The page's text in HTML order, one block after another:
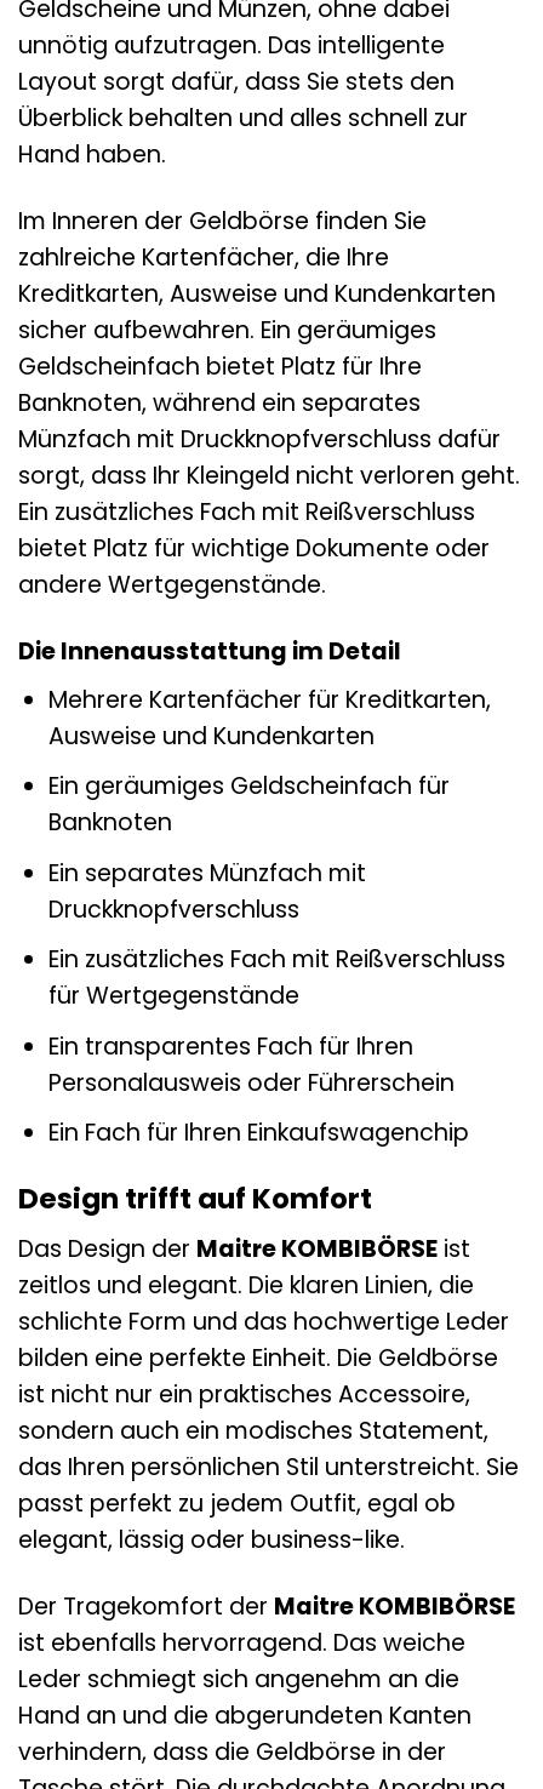
Geldscheine und Münzen, ohne dabei
unnötig aufzutragen. Das intelligente
Layout sorgt dafür, dass Sie stets den
Überblick behalten und alles schnell zur
Hand haben.
Im Inneren der Geldbörse finden Sie
zahlreiche Kartenfächer, die Ihre
Kreditkarten, Ausweise und Kundenkarten
sicher aufbewahren. Ein geräumiges
Geldscheinfach bietet Platz für Ihre
Banknoten, während ein separates
Münzfach mit Druckknopfverschluss dafür
sorgt, dass Ihr Kleingeld nicht verloren geht.
Ein zusätzliches Fach mit Reißverschluss
bietet Platz für wichtige Dokumente oder
andere Wertgegenstände.
Die Innenausstattung im Detail
Mehrere Kartenfächer für Kreditkarten,
Ausweise und Kundenkarten
Ein geräumiges Geldscheinfach für
Banknoten
Ein separates Münzfach mit
Druckknopfverschluss
Ein zusätzliches Fach mit Reißverschluss
für Wertgegenstände
Ein transparentes Fach für Ihren
Personalausweis oder Führerschein
Ein Fach für Ihren Einkaufswagenchip
Design trifft auf Komfort
Das Design der Maitre KOMBIBÖRSE ist
zeitlos und elegant. Die klaren Linien, die
schlichte Form und das hochwertige Leder
bilden eine perfekte Einheit. Die Geldbörse
ist nicht nur ein praktisches Accessoire,
sondern auch ein modisches Statement,
das Ihren persönlichen Stil unterstreicht. Sie
passt perfekt zu jedem Outfit, egal ob
elegant, lässig oder business-like.
Der Tragekomfort der Maitre KOMBIBÖRSE
ist ebenfalls hervorragend. Das weiche
Leder schmiegt sich angenehm an die
Hand an und die abgerundeten Kanten
verhindern, dass die Geldbörse in der